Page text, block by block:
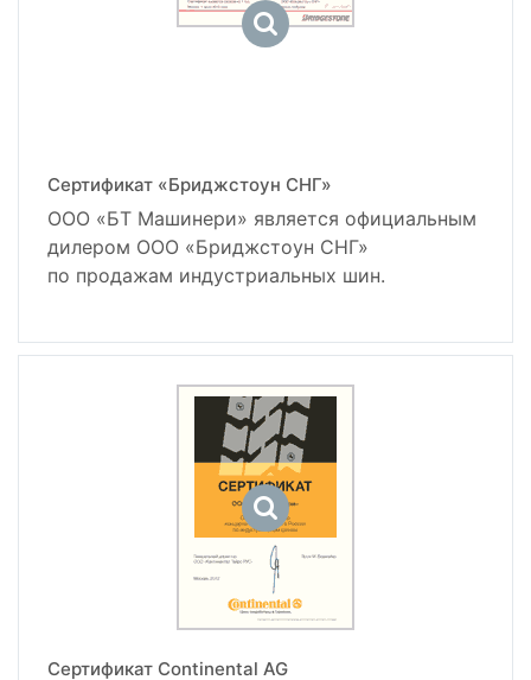
Сертификат «Бриджстоун СНГ»
ООО «БТ Машинери» является официальным
дилером ООО «Бриджстоун СНГ»
по продажам индустриальных шин.
Сертификат Continental AG